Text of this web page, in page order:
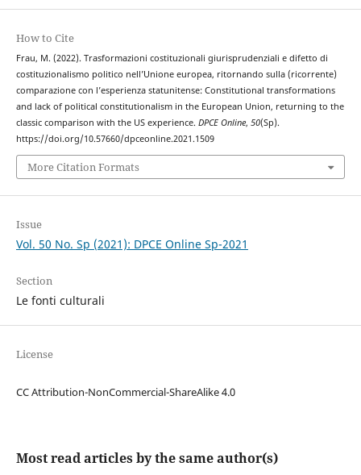
How to Cite
Frau, M. (2022). Trasformazioni costituzionali giurisprudenziali e difetto di
costituzionalismo politico nell’Unione europea, ritornando sulla (ricorrente)
comparazione con l’esperienza statunitense: Constitutional transformations
and lack of political constitutionalism in the European Union, returning to the
classic comparison with the US experience. DPCE Online, 50(Sp).
https://doi.org/10.57660/dpceonline.2021.1509
More Citation Formats
Issue
Vol. 50 No. Sp (2021): DPCE Online Sp-2021
Section
Le fonti culturali
License
CC Attribution-NonCommercial-ShareAlike 4.0
Most read articles by the same author(s)